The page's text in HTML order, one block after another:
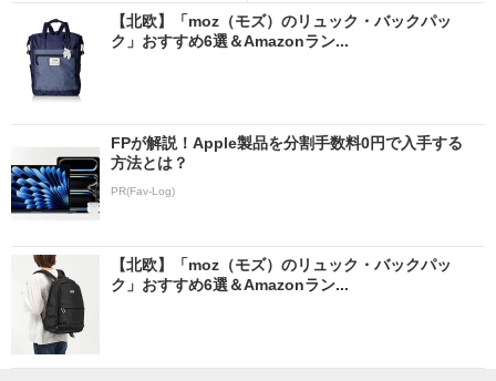
【北欧】「moz（モズ）のリュック・バックパッ
ク」おすすめ6選＆Amazonラン...
FPが解説！Apple製品を分割手数料0円で入手する
方法とは？
PR(Fav-Log)
【北欧】「moz（モズ）のリュック・バックパッ
ク」おすすめ6選＆Amazonラン...